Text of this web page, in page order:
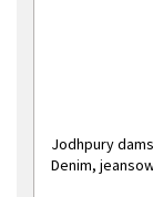
Jodhpury
Denim,